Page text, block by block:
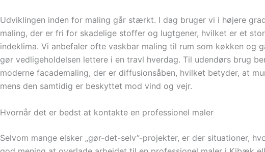
Udviklingen inden for maling går stærkt. I dag bruger vi i højere
maling, der er fri for skadelige stoffer og lugtgener, hvilket er et
indeklima. Vi anbefaler ofte vaskbar maling til rum som køkken og
gør vedligeholdelsen lettere i en travl hverdag. Til udendørs brug
moderne facademaling, der er diffusionsåben, hvilket betyder, at
mens den samtidig er beskyttet mod vind og vejr.
Hvornår det er bedst at kontakte en professionel maler
Selvom mange elsker „gør-det-selv”-projekter, er der situationer,